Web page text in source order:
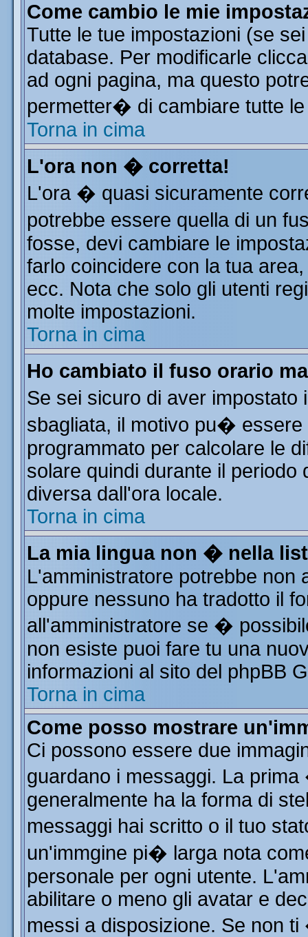
Come cambio le mie
Tutte le tue impostazioni (se
database. Per modificarle
ad ogni pagina, ma questo
permetter� di cambiare tutte
Torna in cima
L'ora non � corretta!
L'ora � quasi sicuramente
potrebbe essere quella di un
fosse, devi cambiare le
farlo coincidere con la tua
ecc. Nota che solo gli utenti
molte impostazioni.
Torna in cima
Ho cambiato il fuso orario
Se sei sicuro di aver
sbagliata, il motivo pu�
programmato per calcolare le
solare quindi durante il
diversa dall'ora locale.
Torna in cima
La mia lingua non � nella
L'amministratore potrebbe non
oppure nessuno ha tradotto il
all'amministratore se �
non esiste puoi fare tu una
informazioni al sito del phpBB
Torna in cima
Come posso mostrare
Ci possono essere due
guardano i messaggi. La
generalmente ha la forma di
messaggi hai scritto o il tuo
un'immgine pi� larga nota
personale per ogni utente.
abilitare o meno gli avatar e
messi a disposizione. Se non